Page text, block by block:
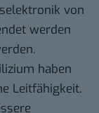
von
werden
haben
Leitfähigkeit.